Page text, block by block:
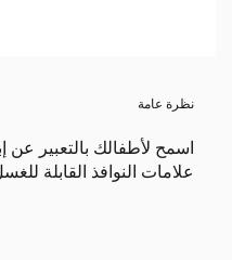
نظرة عامة
اسمح لأطفالك بالتعبير عن
علامات النوافذ القابلة